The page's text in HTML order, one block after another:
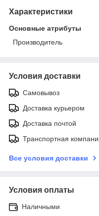
Характеристики
Основные атрибуты
Производитель
Условия доставки
Самовывоз
Доставка курьером
Доставка почтой
Транспортная
Все условия доставки
Условия оплаты
Наличными